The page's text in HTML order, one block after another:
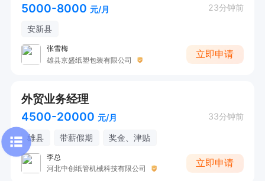
5000-8000 元/月 23分钟前
安新县
张雪梅
雄县京盛纸塑包装有限公司
立即申请
外贸业务经理
4500-20000 元/月 33分钟前
雄县 带薪假期 奖金、津贴
李总
河北中创纸管机械科技有限公司
立即申请